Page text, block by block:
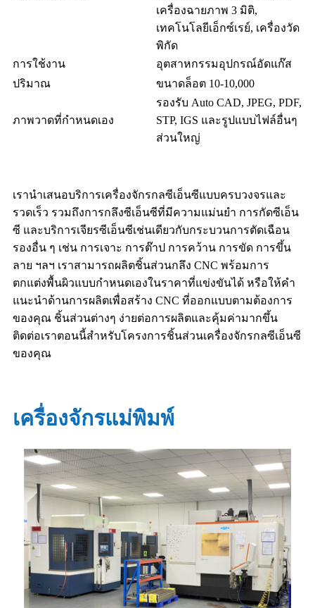
เครื่องฉายภาพ 3 มิติ,
เทคโนโลยีเอ็กซ์เรย์, เครื่องวัด
พิกัด
การใช้งาน
อุตสาหกรรมอุปกรณ์อัดแก๊ส
ปริมาณ
ขนาดล็อต 10-10,000
ภาพวาดที่กำหนดเอง
รองรับ Auto CAD, JPEG, PDF,
STP, IGS และรูปแบบไฟล์อื่นๆ
ส่วนใหญ่
เรานำเสนอบริการเครื่องจักรกลซีเอ็นซีแบบครบวงจรและ
รวดเร็ว รวมถึงการกลึงซีเอ็นซีที่มีความแม่นยำ การกัดซีเอ็น
ซี และบริการเจียรซีเอ็นซีเช่นเดียวกับกระบวนการตัดเฉือน
รองอื่น ๆ เช่น การเจาะ การต๊าป การคว้าน การขัด การขึ้น
ลาย ฯลฯ เราสามารถผลิตชิ้นส่วนกลึง CNC พร้อมการ
ตกแต่งพื้นผิวแบบกำหนดเองในราคาที่แข่งขันได้ หรือให้คำ
แนะนำด้านการผลิตเพื่อสร้าง CNC ที่ออกแบบตามต้องการ
ของคุณ ชิ้นส่วนต่างๆ ง่ายต่อการผลิตและคุ้มค่ามากขึ้น
ติดต่อเราตอนนี้สำหรับโครงการชิ้นส่วนเครื่องจักรกลซีเอ็นซี
ของคุณ
เครื่องจักรแม่พิมพ์